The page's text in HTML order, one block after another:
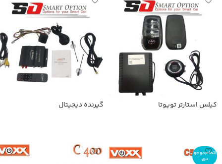
کیلس استارتر تویوتا گیرنده دیجیتال
اتمام موجو
دی